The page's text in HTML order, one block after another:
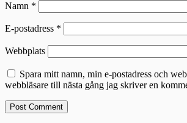
Namn *
E-postadress *
Webbplats
Spara mitt namn, min e-postadress och
webbläsare till nästa gång jag skriver en